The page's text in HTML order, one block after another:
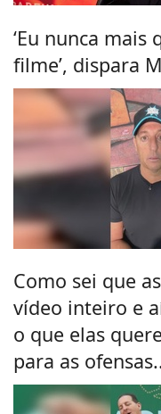
‘Eu nunca
filme’, dispara
Como sei que
vídeo inteiro e
o que elas
para as